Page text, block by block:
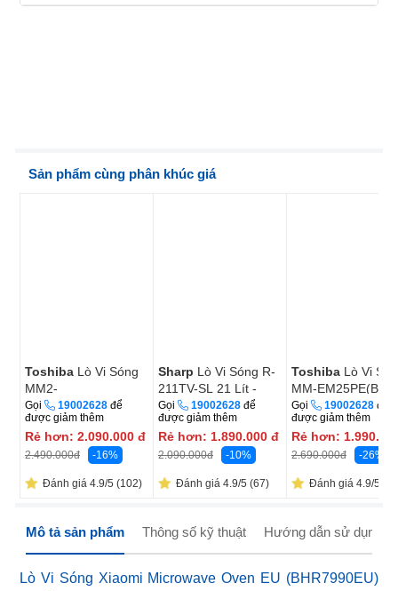
Sản phẩm cùng phân khúc giá
Toshiba Lò Vi Sóng
MM2-
MM20PE(BM)VN 20
Lít - Thái Lan
Gọi 19002628 để
được giảm thêm
Rẻ hơn: 2.090.000 đ
2.490.000đ -16%
Đánh giá 4.9/5 (102)
Sharp Lò Vi Sóng R-
211TV-SL 21 Lít -
Thái Lan
Gọi 19002628 để
được giảm thêm
Rẻ hơn: 1.890.000 đ
2.090.000đ -10%
Đánh giá 4.9/5 (67)
Toshiba Lò Vi
MM-EM25PE(BM)
Gọi 19002628 để
được giảm thêm
Rẻ hơn:
2.690.000đ -26%
Đánh giá 4.9/5
Mô tả sản phẩm Thông số kỹ thuật Hướng dẫn sử dụng
Lò Vi Sóng Xiaomi Microwave Oven EU (BHR7990EU)